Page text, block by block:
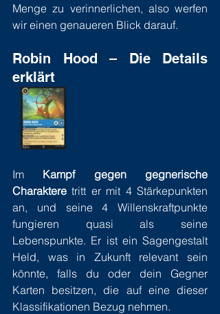
Menge zu verinnerlichen, also werfen
wir einen genaueren Blick darauf.
Robin Hood – Die Details
erklärt
Im Kampf gegen gegnerische
Charaktere tritt er mit 4 Stärkepunkten
an, und seine 4 Willenskraftpunkte
fungieren quasi als seine
Lebenspunkte. Er ist ein Sagengestalt
Held, was in Zukunft relevant sein
könnte, falls du oder dein Gegner
Karten besitzen, die auf eine dieser
Klassifikationen Bezug nehmen.